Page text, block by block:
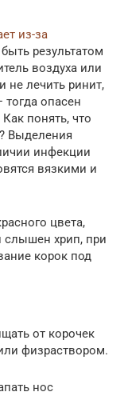
из-за
результатом
воздуха или
не лечить ринит,
опасен
понять, что
Выделения
инфекции
вязкими и
цвета,
слышен хрип, при
корок под
от корочек
физраствором.
нос